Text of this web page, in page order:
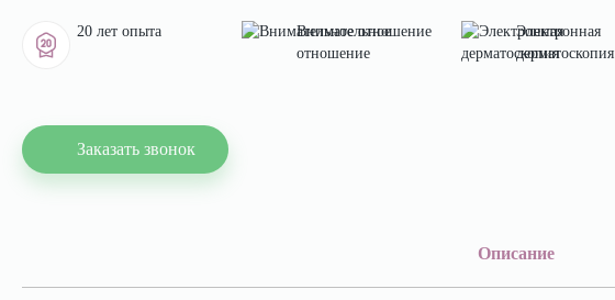
20 лет опыта
Внимательное
отношение
Электронная
дерматоскопия
Заказать звонок
Описание